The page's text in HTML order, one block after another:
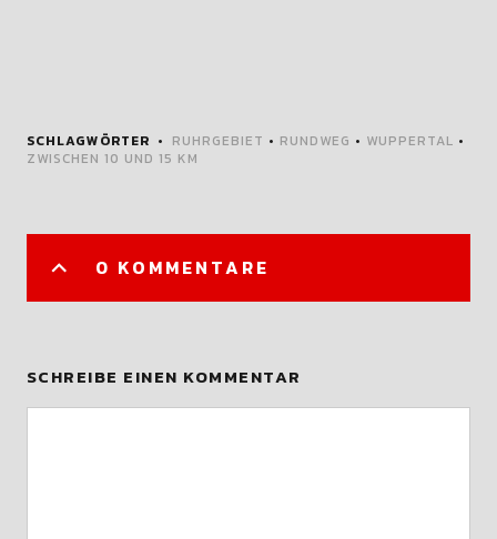
SCHLAGWÖRTER RUHRGEBIET • RUNDWEG • WUPPERTAL •
ZWISCHEN 10 UND 15 KM
0 KOMMENTARE
SCHREIBE EINEN KOMMENTAR